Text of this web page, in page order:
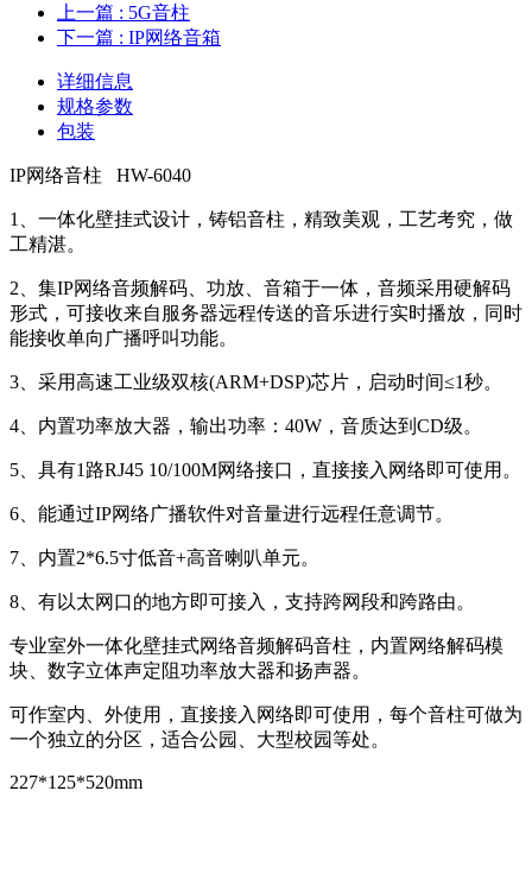
上一篇 : 5G音柱
下一篇 : IP网络音箱
详细信息
规格参数
包装
IP网络音柱 HW-6040
1、一体化壁挂式设计，铸铝音柱，精致美观，工艺考究，做
工精湛。
2、集IP网络音频解码、功放、音箱于一体，音频采用硬解码
形式，可接收来自服务器远程传送的音乐进行实时播放，同时
能接收单向广播呼叫功能。
3、采用高速工业级双核(ARM+DSP)芯片，启动时间≤1秒。
4、内置功率放大器，输出功率：40W，音质达到CD级。
5、具有1路RJ45 10/100M网络接口，直接接入网络即可使用。
6、能通过IP网络广播软件对音量进行远程任意调节。
7、内置2*6.5寸低音+高音喇叭单元。
8、有以太网口的地方即可接入，支持跨网段和跨路由。
专业室外一体化壁挂式网络音频解码音柱，内置网络解码模
块、数字立体声定阻功率放大器和扬声器。
可作室内、外使用，直接接入网络即可使用，每个音柱可做为
一个独立的分区，适合公园、大型校园等处。
227*125*520mm